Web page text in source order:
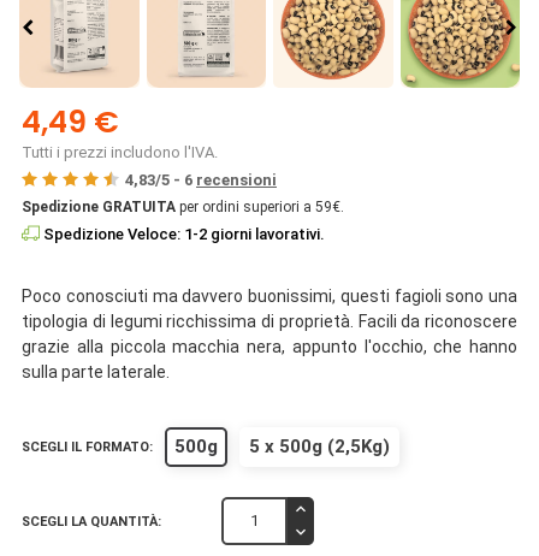
4,49 €
Tutti i prezzi includono l'IVA.
4,83/5 - 6 recensioni
Spedizione GRATUITA per ordini superiori a 59€.
Spedizione Veloce: 1-2 giorni lavorativi.
Poco conosciuti ma davvero buonissimi, questi fagioli sono una
tipologia di legumi ricchissima di proprietà. Facili da riconoscere
grazie alla piccola macchia nera, appunto l'occhio, che hanno
sulla parte laterale.
SCEGLI IL FORMATO: 500g 5 x 500g (2,5Kg)
SCEGLI LA QUANTITÀ: